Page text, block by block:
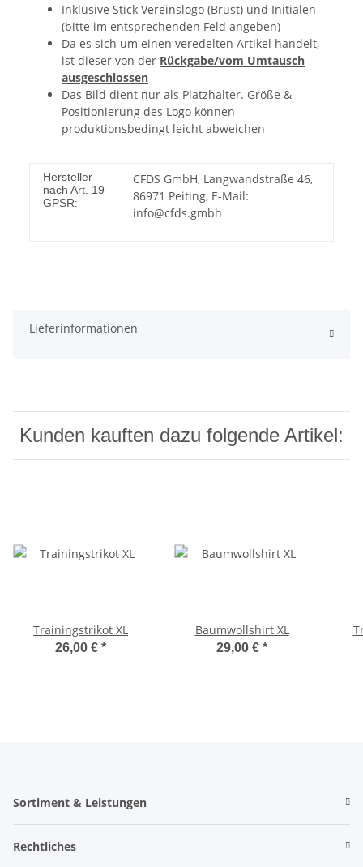
Inklusive Stick Vereinslogo (Brust) und Initialen
(bitte im entsprechenden Feld angeben)
Da es sich um einen veredelten Artikel handelt,
ist dieser von der Rückgabe/vom Umtausch
ausgeschlossen
Das Bild dient nur als Platzhalter. Größe &
Positionierung des Logo können
produktionsbedingt leicht abweichen
Hersteller
nach Art. 19
GPSR:
CFDS GmbH, Langwandstraße 46,
86971 Peiting, E-Mail:
info@cfds.gmbh
Lieferinformationen
Kunden kauften dazu folgende Artikel:
Trainingstrikot XL
26,00 € *
Baumwollshirt XL
29,00 € *
Sortiment & Leistungen
Rechtliches